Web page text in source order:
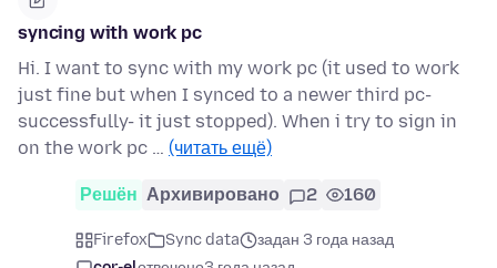
syncing with work pc
Hi. I want to sync with my work pc (it used to work
just fine but when I synced to a newer third pc-
successfully- it just stopped). When i try to sign in
on the work pc … (читать ещё)
Решён Архивировано 2 160
Firefox Sync data
задан 3 года назад